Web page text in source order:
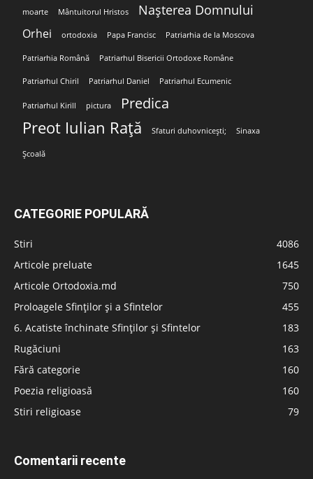
moarte Mântuitorul Hristos Nașterea Domnului
Orhei ortodoxia Papa Francisc Patriarhia de la Moscova
Patriarhia Română Patriarhul Bisericii Ortodoxe Române
Patriarhul Chiril Patriarhul Daniel Patriarhul Ecumenic
Patriarhul Kirill pictura Predica
Preot Iulian Rață Sfaturi duhovnicești; Sinaxa
Școală
CATEGORIE POPULARĂ
Stiri
4086
Articole preluate
1645
Articole Ortodoxia.md
750
Proloagele Sfinților și a Sfintelor
455
6. Acatiste închinate Sfinților și Sfintelor
183
Rugăciuni
163
Fără categorie
160
Poezia religioasă
160
Stiri religioase
79
Comentarii recente